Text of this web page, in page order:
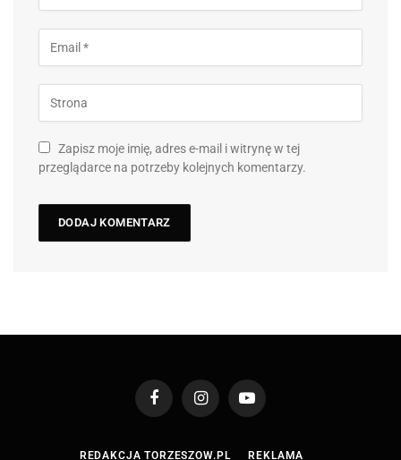
Zapisz moje imię, adres e-mail i witrynę w tej
przeglądarce na potrzeby kolejnych komentarzy.
FacebookInstagramYouTube
REDAKCJA TORZESZOW.PL REKLAMA